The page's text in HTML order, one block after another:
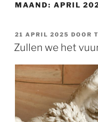
MAAND: APRIL
GEPLAATST
OP
21 APRIL 2025 DOOR
Zullen we het